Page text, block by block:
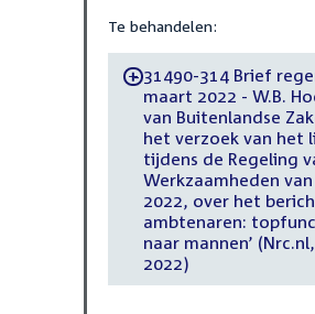
Te behandelen:
-31490-314 Brief
maart 2022 - W.B.
van Buitenlandse
het verzoek van het
tijdens de Regeling
Werkzaamheden
2022, over het
ambtenaren:
naar mannen’
2022)